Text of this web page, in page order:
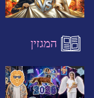
המגזין